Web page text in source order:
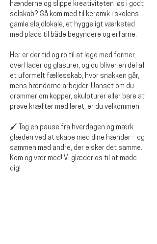
hænderne og slippe kreativiteten løs i godt
selskab? Så kom med til keramik i skolens
gamle sløjdlokale, et hyggeligt værksted
med plads til både begyndere og erfarne.
Her er der tid og ro til at lege med former,
overflader og glasurer, og du bliver en del af
et uformelt fællesskab, hvor snakken går,
mens hænderne arbejder. Uanset om du
drømmer om kopper, skulpturer eller bare at
prøve kræfter med leret, er du velkommen.
🖌️ Tag en pause fra hverdagen og mærk
glæden ved at skabe med dine hænder – og
sammen med andre, der elsker det samme.
Kom og vær med! Vi glæder os til at møde
dig!